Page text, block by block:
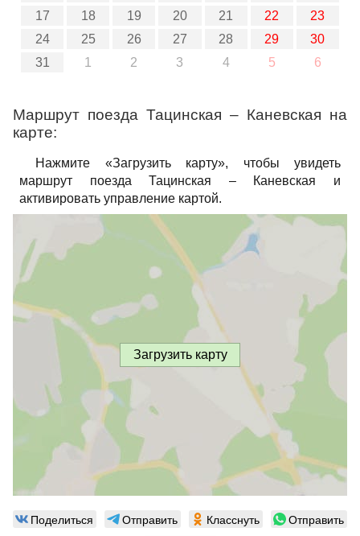
17
18 19 20 21 22
23
24
25 26 27 28 29
30
31
1 2 3 4 5 6
Маршрут поезда Тацинская – Каневская на
карте:
Нажмите «Загрузить карту», чтобы увидеть
маршрут поезда Тацинская – Каневская и
активировать управление картой.
Загрузить карту
Поделиться Отправить Класснуть
Отправить